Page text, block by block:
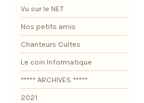
Vu sur le NET
Nos petits amis
Chanteurs Cultes
Le coin Informatique
***** ARCHIVES *****
2021